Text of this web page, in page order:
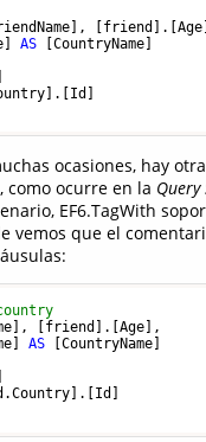
AS
ocasiones, hay
como ocurre en la Query
EF6.TagWith
vemos que el
[friend].[Age],
AS